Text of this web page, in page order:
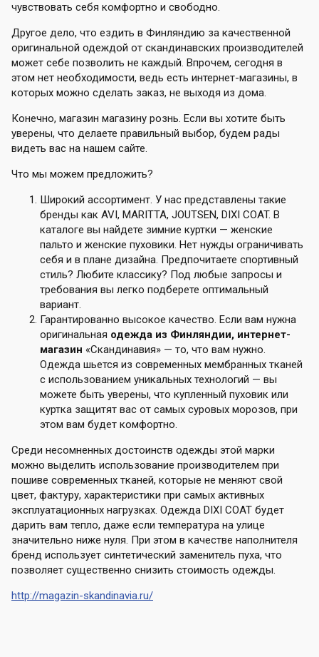
чувствовать себя комфортно и свободно.
Другое дело, что ездить в Финляндию за качественной
оригинальной одеждой от скандинавских производителей
может себе позволить не каждый. Впрочем, сегодня в
этом нет необходимости, ведь есть интернет-магазины, в
которых можно сделать заказ, не выходя из дома.
Конечно, магазин магазину рознь. Если вы хотите быть
уверены, что делаете правильный выбор, будем рады
видеть вас на нашем сайте.
Что мы можем предложить?
Широкий ассортимент. У нас представлены такие
бренды как AVI, MARITTA, JOUTSEN, DIXI COAT. В
каталоге вы найдете зимние куртки — женские
пальто и женские пуховики. Нет нужды ограничивать
себя и в плане дизайна. Предпочитаете спортивный
стиль? Любите классику? Под любые запросы и
требования вы легко подберете оптимальный
вариант.
Гарантированно высокое качество. Если вам нужна
оригинальная одежда из Финляндии, интернет-
магазин «Скандинавия» — то, что вам нужно.
Одежда шьется из современных мембранных тканей
с использованием уникальных технологий — вы
можете быть уверены, что купленный пуховик или
куртка защитят вас от самых суровых морозов, при
этом вам будет комфортно.
Среди несомненных достоинств одежды этой марки
можно выделить использование производителем при
пошиве современных тканей, которые не меняют свой
цвет, фактуру, характеристики при самых активных
эксплуатационных нагрузках. Одежда DIXI COAT будет
дарить вам тепло, даже если температура на улице
значительно ниже нуля. При этом в качестве наполнителя
бренд использует синтетический заменитель пуха, что
позволяет существенно снизить стоимость одежды.
http://magazin-skandinavia.ru/